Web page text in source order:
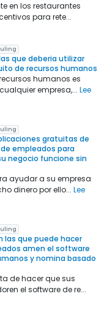
en los restaurantes
para rete...
que deberia utilizar
de recursos humanos
humanos es
empresa,...Lee
gratuitas de
empleados para
negocio funcione sin
ayudar a su empresa
dinero por ello...Lee
las que puede hacer
amen el software
y nomina basado
de hacer que sus
el software de re...